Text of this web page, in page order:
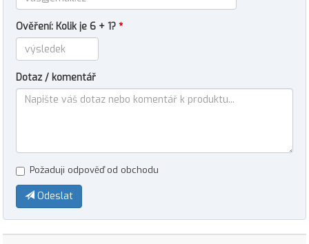
Ověření: Kolik je 6 + 1? *
Dotaz / komentář
Požaduji odpověď od obchodu
Odeslat